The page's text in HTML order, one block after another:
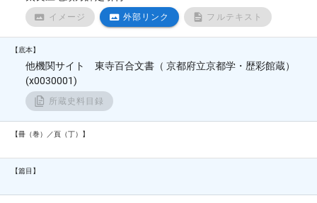
イメージ 外部リンク フルテキスト
【底本】
他機関サイト 東寺百合文書（ 京都府立京都学・歴彩館蔵）
(x0030001)
所蔵史料目録
【冊（巻）／頁（丁）】
【篇目】